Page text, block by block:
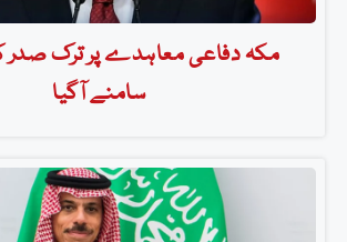
مکہ دفاعی معاہدے پر ترک صدر
سامنے آگیا